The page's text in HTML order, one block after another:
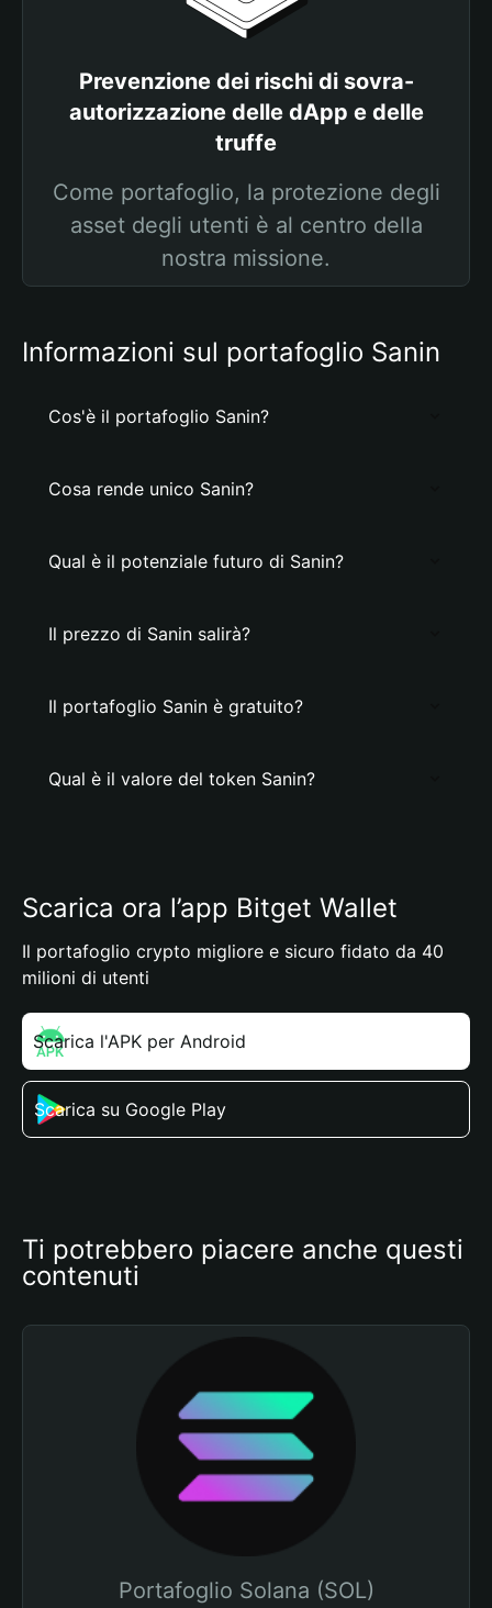
Prevenzione dei rischi di sovra-
autorizzazione delle dApp e delle
truffe
Come portafoglio, la protezione degli
asset degli utenti è al centro della
nostra missione.
Informazioni sul portafoglio Sanin
Cos'è il portafoglio Sanin?
Cosa rende unico Sanin?
Qual è il potenziale futuro di Sanin?
Il prezzo di Sanin salirà?
Il portafoglio Sanin è gratuito?
Qual è il valore del token Sanin?
Scarica ora l’app Bitget Wallet
Il portafoglio crypto migliore e sicuro fidato da 40
milioni di utenti
Scarica l'APK per Android
Scarica su Google Play
Ti potrebbero piacere anche questi
contenuti
Portafoglio Solana (SOL)